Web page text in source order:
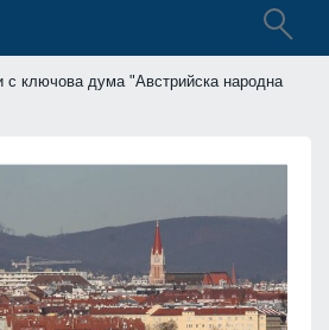
с ключова дума "Австрийска народна